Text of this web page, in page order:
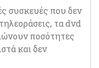
συσκευές που δεν
τα dvd
ποσότητες
και δεν